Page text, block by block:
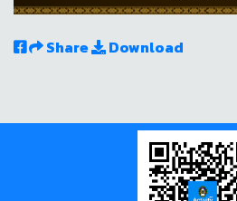
Share
Download